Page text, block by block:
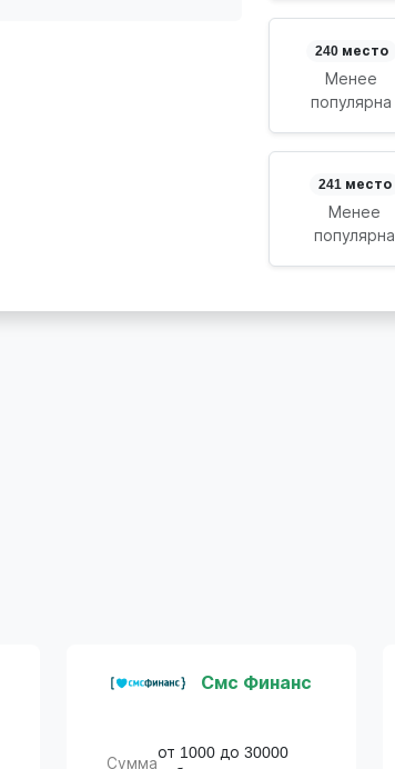
240 место
Менее
популярна
241 место
Менее
популярна
Смс Финанс
Сумма
от 1000 до 30000